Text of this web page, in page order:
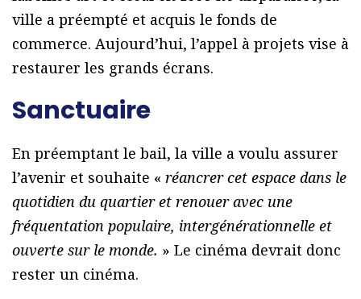
ville a préempté et acquis le fonds de
commerce. Aujourd’hui, l’appel à projets vise à
restaurer les grands écrans.
Sanctuaire
En préemptant le bail, la ville a voulu assurer
l’avenir et souhaite « réancrer cet espace dans le
quotidien du quartier et renouer avec une
fréquentation populaire, intergénérationnelle et
ouverte sur le monde. » Le cinéma devrait donc
rester un cinéma.